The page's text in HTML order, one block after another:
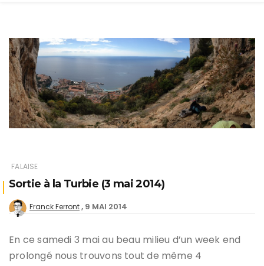
FALAISE
Sortie à la Turbie (3 mai 2014)
Franck Ferront 9 MAI 2014
En ce samedi 3 mai au beau milieu d’un week end
prolongé nous trouvons tout de même 4